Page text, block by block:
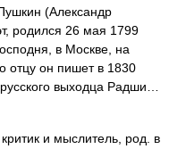
(Александр
родился 26 мая 1799
в Москве, на
отцу он пишет в 1830
выходца Радши…
и мыслитель, род. в